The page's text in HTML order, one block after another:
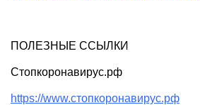
ПОЛЕЗНЫЕ ССЫЛКИ
Стопкоронавирус.рф
https://www.стопкоронавирус.рф